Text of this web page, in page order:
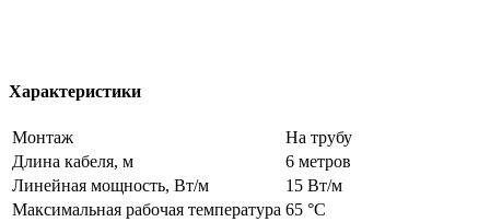
Характеристики
Монтаж
На трубу
Длина кабеля, м
6 метров
Линейная мощность, Вт/м
15 Вт/м
Максимальная рабочая температура 65 °С